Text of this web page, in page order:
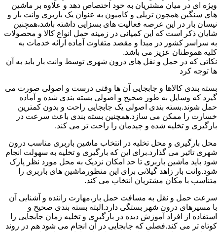
ویژه ای در میان مشتریان به خود اختصاص دهد و علاوه بر ماشین
های سنگین همچون تریلی و کامیون به عنوان یک باربری وانت بار و
نیسان بار در این عرصه فعالیت های بسزایی داشته باشد،همچنین
شایان ذکر است که این کمپانی در زمینه حمل انواع کالا و محصولات
به سراسر کشور در مبدا و مقصد متفاوت آماده ارائه خدمات به
کلیه هموطنان عزیز می باشد.
نکاتی که در حمل و نقل های درون شهری توسط وانت بار باید به آن
ها توجه کرد
بسته بندی کالاها و جابجایی آن ها وقتی درست و اصولی صورت می
گیرد که وسایل به طور صحیح و اصولی بسته بندی شده و آماده
حمل شوند.بسته بندی اصولی یک جابجایی راحت و بدون کمترین
خسارت را ممکن می سازد.همچنین بسته بندی باعث سرعت در
بارگیری و تخلیه شده و چیدمان را راحت تر می کند.
محل بارگیری و محل تخلیه در انتخاب ماشین باربری مناسب درون
شهری تاثیر می گذارد.برای این که بارگیری و تخلیه به سهولت انجام
شود باید ماشین باربری تا حد امکان نزدیک به محل مورد نظر پارک
شود.وانت بار زاهد گیلانی برای این منظورماشین های باربری را
متناسب با مکان مشتریان انتخاب می کند.
سرعت حمل و نقل به مسافت حمل بار،مهارت راننده و آشنایی آن
با مسیرهای درون شهر بستگی دارد.البته بسته بندی صحیح و
استفاده از افراد آموزش دیده در بارگیری و تخلیه زمان جابجایی را
کوتاه تر می کند.فصلی که جابجایی در آن انجام می شود هم در روند